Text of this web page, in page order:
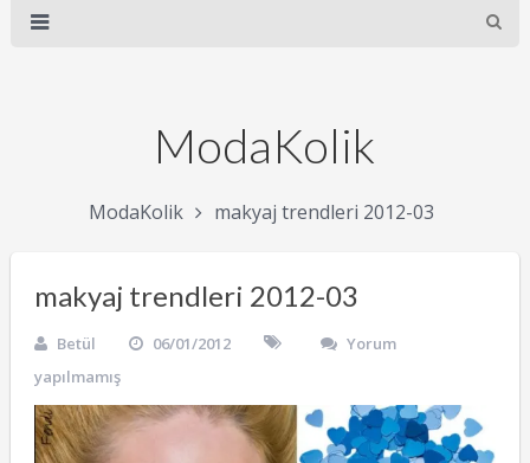
ModaKolik
ModaKolik makyaj trendleri 2012-03
makyaj trendleri 2012-03
Betül 06/01/2012
Yorum
yapılmamış